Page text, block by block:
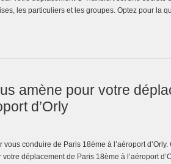
les particuliers et les groupes. Optez pour la
amène pour votre
d’Orly
conduire de Paris 18ème à l’aéroport
déplacement de Paris 18ème à l’aéroport